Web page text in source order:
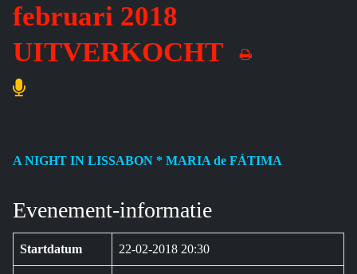
februari 2018
UITVERKOCHT
A NIGHT IN LISSABON * MARIA de FÁTIMA
Evenement-informatie
Startdatum 22-02-2018 20:30